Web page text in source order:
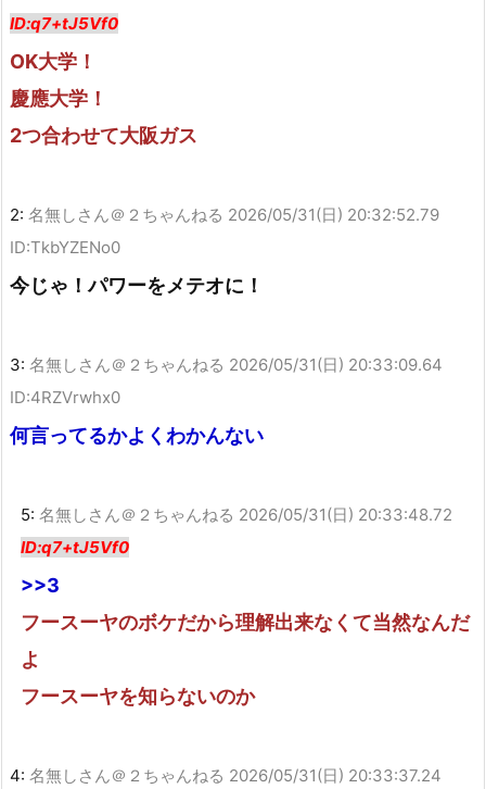
ID:q7+tJ5Vf0
OK大学！
慶應大学！
2つ合わせて大阪ガス
2: 名無しさん＠２ちゃんねる 2026/05/31(日) 20:32:52.79
ID:TkbYZENo0
今じゃ！パワーをメテオに！
3: 名無しさん＠２ちゃんねる 2026/05/31(日) 20:33:09.64
ID:4RZVrwhx0
何言ってるかよくわかんない
5: 名無しさん＠２ちゃんねる 2026/05/31(日) 20:33:48.72
ID:q7+tJ5Vf0
>>3
フースーヤのボケだから理解出来なくて当然なんだ
よ
フースーヤを知らないのか
4: 名無しさん＠２ちゃんねる 2026/05/31(日) 20:33:37.24